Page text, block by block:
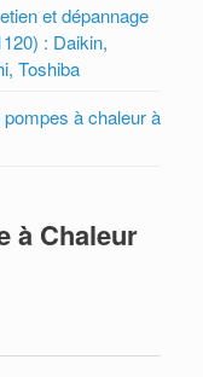
et dépannage
: Daikin,
Toshiba
à chaleur à
à Chaleur